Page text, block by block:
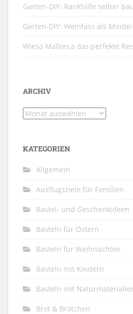
Garten-DIY: Rankhilfe selber
Garten-DIY: Weinfass als
Wieso Mallorca das perfekte
ARCHIV
Archiv
KATEGORIEN
Allgemein
Ausflugsziele für Familien
Bastel- und Geschenkideen
Basteln für Ostern
Basteln für Weihnachten
Basteln mit Kindern
Basteln mit
Brot & Brötchen